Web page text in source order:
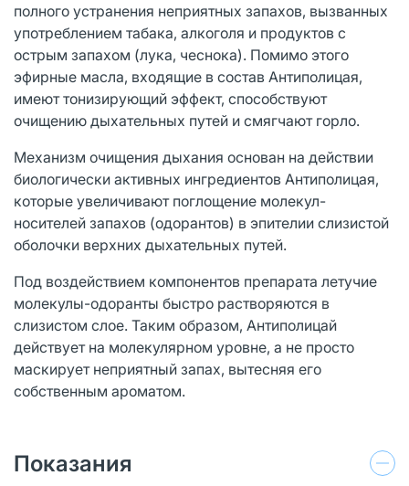
полного устранения неприятных запахов, вызванных
употреблением табака, алкоголя и продуктов с
острым запахом (лука, чеснока). Помимо этого
эфирные масла, входящие в состав Антиполицая,
имеют тонизирующий эффект, способствуют
очищению дыхательных путей и смягчают горло.
Механизм очищения дыхания основан на действии
биологически активных ингредиентов Антиполицая,
которые увеличивают поглощение молекул-
носителей запахов (одорантов) в эпителии слизистой
оболочки верхних дыхательных путей.
Под воздействием компонентов препарата летучие
молекулы-одоранты быстро растворяются в
слизистом слое. Таким образом, Антиполицай
действует на молекулярном уровне, а не просто
маскирует неприятный запах, вытесняя его
собственным ароматом.
Показания